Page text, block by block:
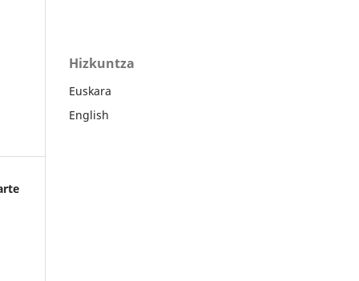
Hizkuntza
Euskara
English